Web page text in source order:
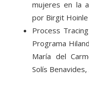
mujeres en la
por Birgit Hoinle
Process
Programa
María del
Solís